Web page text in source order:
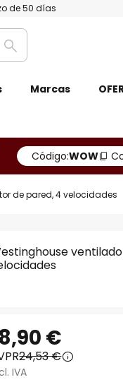
de 50 días
Buscar
Marcas
Código:WOW
de pared, 4 velocidades
€
24,53 €
IVA